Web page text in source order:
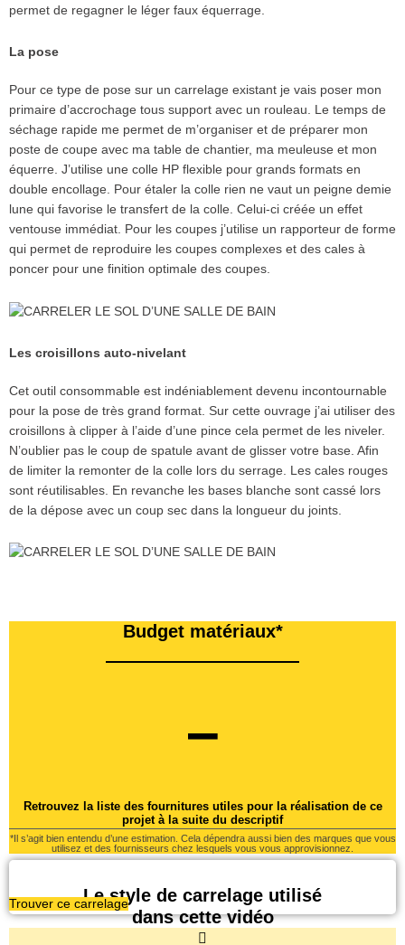
permet de regagner le léger faux équerrage.
La pose
Pour ce type de pose sur un carrelage existant je vais poser mon
primaire d’accrochage tous support avec un rouleau. Le temps de
séchage rapide me permet de m’organiser et de préparer mon
poste de coupe avec ma table de chantier, ma meuleuse et mon
équerre. J’utilise une colle HP flexible pour grands formats en
double encollage. Pour étaler la colle rien ne vaut un peigne demie
lune qui favorise le transfert de la colle. Celui-ci créée un effet
ventouse immédiat. Pour les coupes j’utilise un rapporteur de forme
qui permet de reproduire les coupes complexes et des cales à
poncer pour une finition optimale des coupes.
Les croisillons auto-nivelant
Cet outil consommable est indéniablement devenu incontournable
pour la pose de très grand format. Sur cette ouvrage j’ai utiliser des
croisillons à clipper à l’aide d’une pince cela permet de les niveler.
N’oublier pas le coup de spatule avant de glisser votre base. Afin
de limiter la remonter de la colle lors du serrage. Les cales rouges
sont réutilisables. En revanche les bases blanche sont cassé lors
de la dépose avec un coup sec dans la longueur du joints.
Budget matériaux*
–
Retrouvez la liste des fournitures utiles pour la réalisation de ce
projet à la suite du descriptif
*Il s’agit bien entendu d’une estimation. Cela dépendra aussi bien des marques que vous
utilisez et des fournisseurs chez lesquels vous vous approvisionnez.
Le style de carrelage utilisé
dans cette vidéo
Trouver ce carrelage